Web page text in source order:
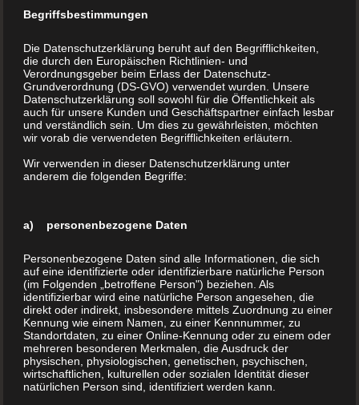
Hardeggasse 69, Top 21
1220 Wien
Österreich
Telefon:+43 1 283 9999
Internet:
www.BuchDrucker.at
E-Mail:office@buchdrucker.at
Home
Über uns
Buchdruck (Ihr Buch drucken)
Hardcover Buch
Softcover Buch
Kleine Auflage drucken
Print on Demand
Veredelung
Begriffsbestimmungen
Die Datenschutzerklärung beruht auf den Begrifflichkeiten,
die durch den Europäischen Richtlinien- und
Verordnungsgeber beim Erlass der Datenschutz-
Grundverordnung (DS-GVO) verwendet wurden. Unsere
Datenschutzerklärung soll sowohl für die Öffentlichkeit als
auch für unsere Kunden und Geschäftspartner einfach lesbar
und verständlich sein. Um dies zu gewährleisten, möchten
wir vorab die verwendeten Begrifflichkeiten erläutern.
Wir verwenden in dieser Datenschutzerklärung unter
anderem die folgenden Begriffe:
a) personenbezogene Daten
Personenbezogene Daten sind alle Informationen, die sich
auf eine identifizierte oder identifizierbare natürliche Person
(im Folgenden „betroffene Person") beziehen. Als
identifizierbar wird eine natürliche Person angesehen, die
direkt oder indirekt, insbesondere mittels Zuordnung zu einer
Kennung wie einem Namen, zu einer Kennnummer, zu
Standortdaten, zu einer Online-Kennung oder zu einem oder
mehreren besonderen Merkmalen, die Ausdruck der
physischen, physiologischen, genetischen, psychischen,
wirtschaftlichen, kulturellen oder sozialen Identität dieser
natürlichen Person sind, identifiziert werden kann.